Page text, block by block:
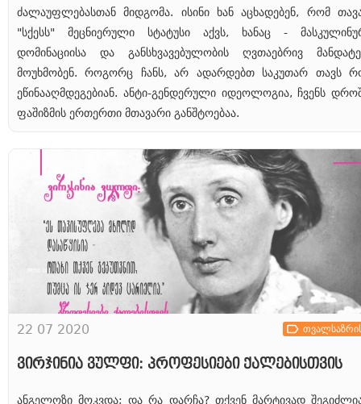
ძალაუფლებასთან მიდგომა. ისინი ხან აცხადებენ, რომ
"სქესს" მეცნიერული სტატუსი აქვს, ხანაც -
დომინაციისა და განსხვავებულობის ღვთაებრივ
მოუხმობენ. როგორც ჩანს, არ ადარდებთ საკუთარ თავს
ეწინააღმდეგებიან. ანტი-გენდერული იდეოლოგია, ჩვენს
ფაშიზმის ერთერთი მთავარი განშტოებაა.
22 07 2020
ვირჯინია ვულფი: პროფესიები ქალებისთვის
ანგელოზი მოკვდა; და რა დარჩა? თქვენ მარტივად